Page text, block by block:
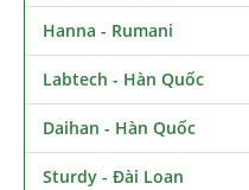
Hanna - Rumani
Labtech - Hàn Quốc
Daihan - Hàn Quốc
Sturdy - Đài Loan